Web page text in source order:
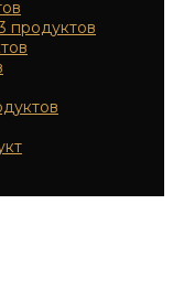
продуктов